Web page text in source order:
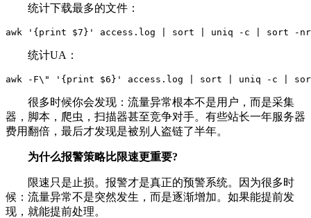
统计下载最多的文件：
awk '{print $7}' access.log | sort | uniq -c | sort -nr
统计UA：
awk -F\" '{print $6}' access.log | sort | uniq -c |
很多时候你会发现：流量异常根本不是用户，而是采集
器，脚本，爬虫，扫描器甚至竞争对手。有些站长一年服务器
费用翻倍，最后才发现是被别人盗链了半年。
为什么报警策略比限速更重要?
限速只是止损。报警才是真正的预警系统。因为很多时
候：流量异常不是突然发生，而是逐渐增加。如果能提前发
现，就能提前处理。